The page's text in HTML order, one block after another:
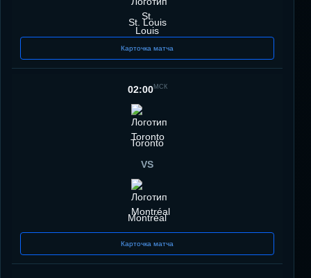
St. Louis
Карточка матча
02:00МСК
Toronto
VS
Montréal
Карточка матча